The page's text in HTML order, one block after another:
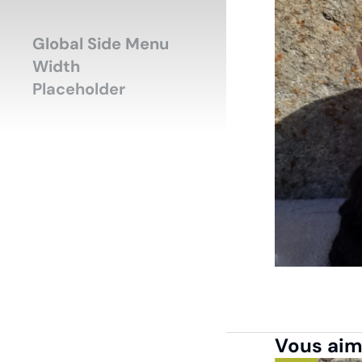
Global Side Menu
Width
Placeholder
Vous êtes ici :
Accueil Mode-
Vous